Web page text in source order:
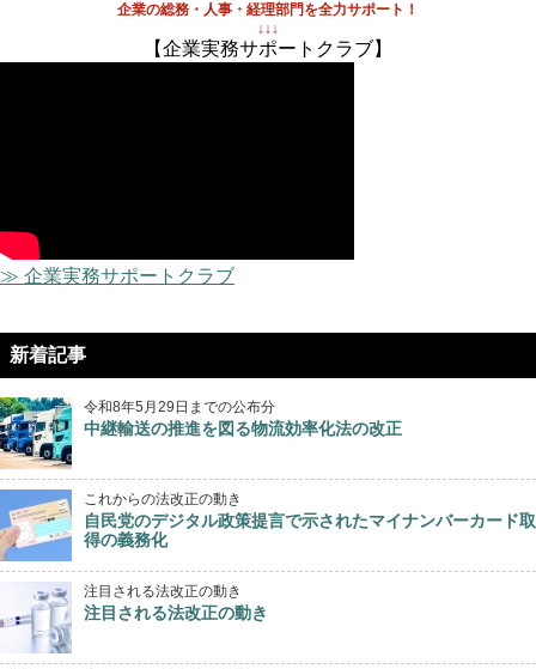
企業の総務・人事・経理部門を全力サポート！
↓↓↓
【企業実務サポートクラブ】
≫ 企業実務サポートクラブ
新着記事
令和8年5月29日までの公布分
中継輸送の推進を図る物流効率化法の改正
これからの法改正の動き
自民党のデジタル政策提言で示されたマイナンバーカード取
得の義務化
注目される法改正の動き
注目される法改正の動き